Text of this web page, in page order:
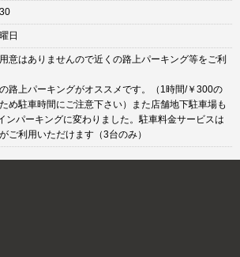
日
意はありませんので近くの路上パーキング等をご利
路上パーキングがオススメです。（1時間/￥300の
め駐車時間にご注意下さい）また店舗地下駐車場も
ンパーキングに変わりました。駐車料金サービスは
ご利用いただけます（3台のみ）